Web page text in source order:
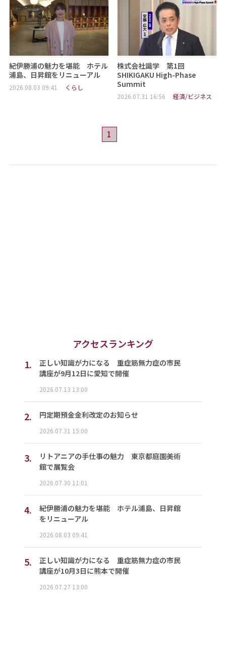
紀伊勝浦の魅力を堪能 ホテル
浦島、日昇館をリニューアル
2026.08.03 09:41 くらし
株式会社識学 第1回
SHIKIGAKU High-Phase
Summit
2026.07.31 16:56 経済/ビジネス
1
アクセスランキング
1.
正しい知識が力になる 重症筋無力症の市民
講座が9月12日に愛知で開催
2026.07.13 13:00
2. 円定期預金金利改定のお知らせ
2026.07.31 15:00
3.
リトアニアの手仕事の魅力 東京都庭園美術
館で展覧会
2026.07.30 11:01
4.
紀伊勝浦の魅力を堪能 ホテル浦島、日昇館
をリニューアル
2026.08.03 09:41
5.
正しい知識が力になる 重症筋無力症の市民
講座が10月3日に熊本で開催
2026.07.27 13:00